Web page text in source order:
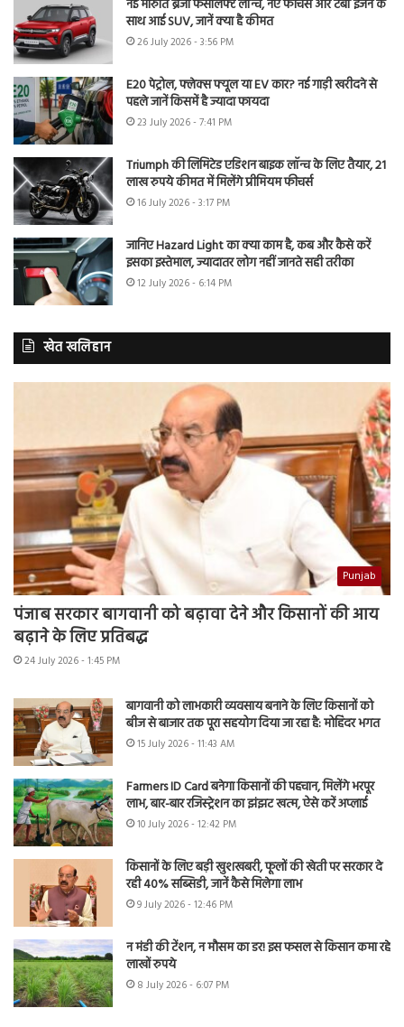
नई मारुति ब्रेजा फेसलिफ्ट लॉन्च, नए फीचर्स और टर्बो इंजन के
साथ आई SUV, जानें क्या है कीमत
26 July 2026 - 3:56 PM
E20 पेट्रोल, फ्लेक्स फ्यूल या EV कार? नई गाड़ी खरीदने से
पहले जानें किसमें है ज्यादा फायदा
23 July 2026 - 7:41 PM
Triumph की लिमिटेड एडिशन बाइक लॉन्च के लिए तैयार, 21
लाख रुपये कीमत में मिलेंगे प्रीमियम फीचर्स
16 July 2026 - 3:17 PM
जानिए Hazard Light का क्या काम है, कब और कैसे करें
इसका इस्तेमाल, ज्यादातर लोग नहीं जानते सही तरीका
12 July 2026 - 6:14 PM
खेत खलिहान
Punjab
पंजाब सरकार बागवानी को बढ़ावा देने और किसानों की आय
बढ़ाने के लिए प्रतिबद्ध
24 July 2026 - 1:45 PM
बागवानी को लाभकारी व्यवसाय बनाने के लिए किसानों को
बीज से बाजार तक पूरा सहयोग दिया जा रहा है: मोहिंदर भगत
15 July 2026 - 11:43 AM
Farmers ID Card बनेगा किसानों की पहचान, मिलेंगे भरपूर
लाभ, बार-बार रजिस्ट्रेशन का झंझट खत्म, ऐसे करें अप्लाई
10 July 2026 - 12:42 PM
किसानों के लिए बड़ी खुशखबरी, फूलों की खेती पर सरकार दे
रही 40% सब्सिडी, जानें कैसे मिलेगा लाभ
9 July 2026 - 12:46 PM
न मंडी की टेंशन, न मौसम का डर! इस फसल से किसान कमा रहे
लाखों रुपये
8 July 2026 - 6:07 PM